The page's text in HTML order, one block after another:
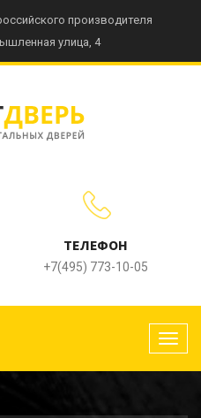
производителя
улица, 4
ТЕЛЕФОН
+7(495) 773-10-05